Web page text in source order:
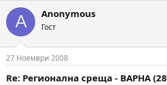
A Anonymous
Гост
27 Ноември 2008
Re: Регионална среща - ВАРНА